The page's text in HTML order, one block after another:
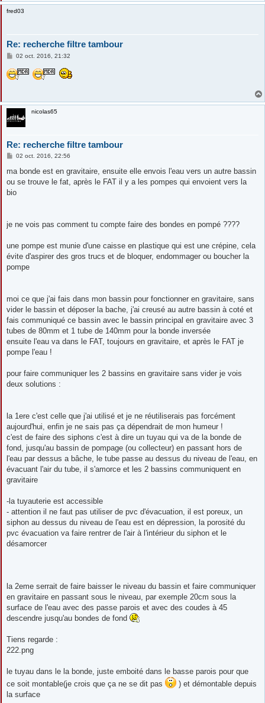
fred03
Re: recherche filtre tambour
M
s
s
02 oct. 2016, 21:32
nicolas65
Re: recherche filtre tambour
M
s
a
g
02 oct. 2016, 22:56
ma bonde est en gravitaire, ensuite elle envois l'eau vers un autre bassin
ou se trouve le fat, après le FAT il y a les pompes qui envoient vers la
bio
je ne vois pas comment tu compte faire des bondes en pompé ????
une pompe est munie d'une caisse en plastique qui est une crépine, cela
évite d'aspirer des gros trucs et de bloquer, endommager ou boucher la
pompe
moi ce que j'ai fais dans mon bassin pour fonctionner en gravitaire, sans
vider le bassin et déposer la bache, j'ai creusé au autre bassin à coté et
fais communiqué ce bassin avec le bassin principal en gravitaire avec 3
tubes de 80mm et 1 tube de 140mm pour la bonde inversée
ensuite l'eau va dans le FAT, toujours en gravitaire, et après le FAT je
pompe l'eau !
pour faire communiquer les 2 bassins en gravitaire sans vider je vois
deux solutions :
la 1ere c'est celle que j'ai utilisé et je ne réutiliserais pas forcément
aujourd'hui, enfin je ne sais pas ça dépendrait de mon humeur !
c'est de faire des siphons c'est à dire un tuyau qui va de la bonde de
fond, jusqu'au bassin de pompage (ou collecteur) en passant hors de
l'eau par dessus a bâche, le tube passe au dessus du niveau de l'eau, en
évacuant l'air du tube, il s'amorce et les 2 bassins communiquent en
gravitaire
-la tuyauterie est accessible
- attention il ne faut pas utiliser de pvc d'évacuation, il est poreux, un
siphon au dessus du niveau de l'eau est en dépression, la porosité du
pvc évacuation va faire rentrer de l'air à l'intérieur du siphon et le
désamorcer
la 2eme serrait de faire baisser le niveau du bassin et faire communiquer
en gravitaire en passant sous le niveau, par exemple 20cm sous la
surface de l'eau avec des passe parois et avec des coudes à 45
descendre jusqu'au bondes de fond
Tiens regarde :
222.png
le tuyau dans le la bonde, juste emboité dans le basse parois pour que
ce soit montable(je crois que ça ne se dit pas
) et démontable depuis
la surface